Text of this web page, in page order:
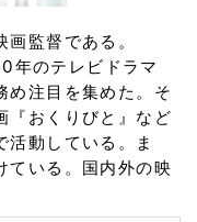
監督である。
年のテレビドラマ
め注目を集めた。そ
『おくりびと』など
活動している。ま
ている。国内外の映